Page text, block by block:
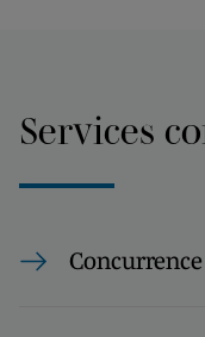
Services